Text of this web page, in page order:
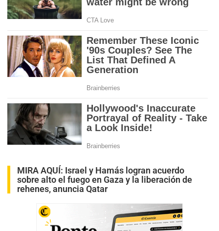
MIRA AQUÍ: Israel y Hamás logran acuerdo
sobre alto el fuego en Gaza y la liberación de
rehenes, anuncia Qatar